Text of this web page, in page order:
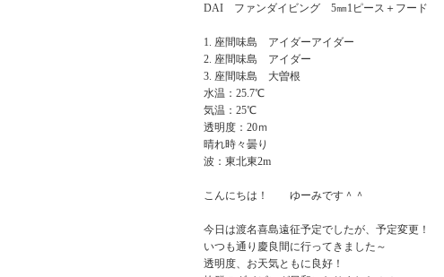
DAI ファンダイビング 5㎜1ピース＋フード
座間味島 アイダーアイダー
座間味島 アイダー
座間味島 大曽根
水温：25.7℃
気温：25℃
透明度：20ｍ
晴れ時々曇り
波：東北東2m
こんにちは！ ゆーみです＾＾
今日は渡名喜島遠征予定でしたが、予定変更！
いつも通り慶良間に行ってきました～
透明度、お天気ともに良好！